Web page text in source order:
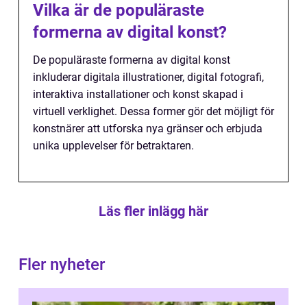
Vilka är de populäraste
formerna av digital konst?
De populäraste formerna av digital konst
inkluderar digitala illustrationer, digital fotografi,
interaktiva installationer och konst skapad i
virtuell verklighet. Dessa former gör det möjligt för
konstnärer att utforska nya gränser och erbjuda
unika upplevelser för betraktaren.
Läs fler inlägg här
Fler nyheter